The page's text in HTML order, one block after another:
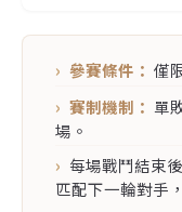
參賽條件： 僅
賽制機制： 單
場。
每場戰鬥結束
匹配下一輪對手